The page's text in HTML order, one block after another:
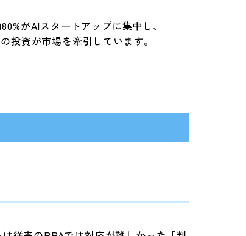
がAIスタートアップに集中し、
投資が市場を牽引しています。